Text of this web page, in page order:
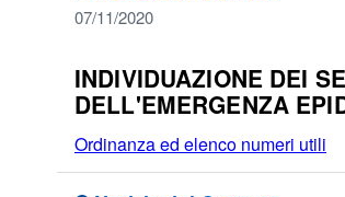
07/11/2020
INDIVIDUAZIONE DEI
DELL'EMERGENZA
Ordinanza ed elenco numeri utili